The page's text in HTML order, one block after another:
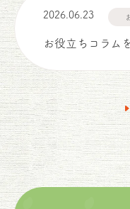
2026.06.23
お役立ちコラム